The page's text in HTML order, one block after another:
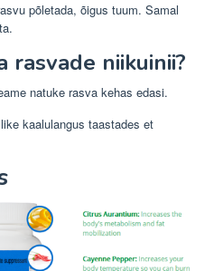
põletada, õigus tuum. Samal
rasvade niikuinii?
natuke rasva kehas edasi.
kaalulangus taastades et